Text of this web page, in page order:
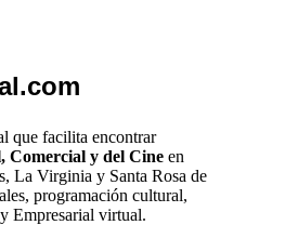
que facilita encontrar
Comercial y del Cine en
La Virginia y Santa Rosa de
programación cultural,
Empresarial virtual.